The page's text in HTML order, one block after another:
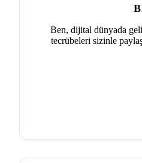
Ben, dijital dünyada
tecrübeleri sizinle